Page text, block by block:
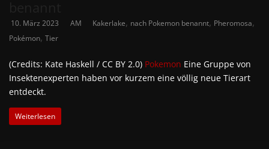
10. März 2023 AM Kakerlake, nach Pokemon benannt, Pheromosa,
Pokémon, Tier
(Credits: Kate Haskell / CC BY 2.0) Pokemon Eine Gruppe von
Insektenexperten haben vor kurzem eine völlig neue Tierart
entdeckt.
Weiterlesen